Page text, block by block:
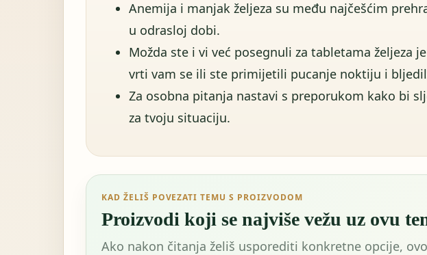
Anemija i manjak željeza su među najčešćim
u odrasloj dobi.
Možda ste i vi već posegnuli za tabletama željeza
vrti vam se ili ste primijetili pucanje noktiju i
Za osobna pitanja nastavi s preporukom kako bi
za tvoju situaciju.
KAD ŽELIŠ POVEZATI TEMU S PROIZVODOM
Proizvodi koji se najviše vežu uz ovu
Ako nakon čitanja želiš usporediti konkretne opcije,